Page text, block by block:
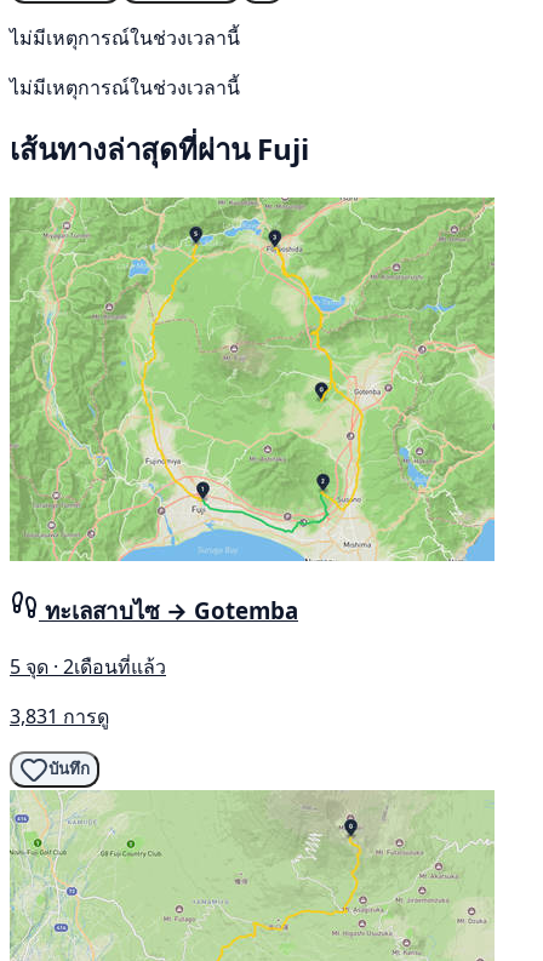
ไม่มีเหตุการณ์ในช่วงเวลานี้
ไม่มีเหตุการณ์ในช่วงเวลานี้
เส้นทางล่าสุดที่ผ่าน Fuji
ทะเลสาบไซ → Gotemba
5 จุด · 2เดือนที่แล้ว
3,831 การดู
บันทึก